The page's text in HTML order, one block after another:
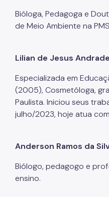
Bióloga, Pedagoga e
de Meio Ambiente na
Lilian de Jesus Andrade
Especializada em
(2005), Cosmetóloga,
Paulista. Iniciou seus
julho/2023, hoje atua
Anderson Ramos da
Biólogo, pedagogo e
ensino.